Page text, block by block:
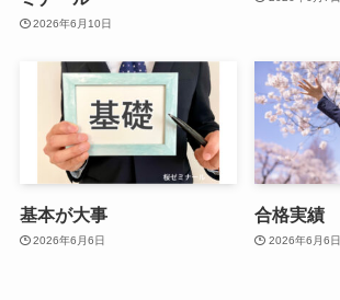
2026年6月10日
基本が大事
2026年6月6日
合格実績
2026年6月6日